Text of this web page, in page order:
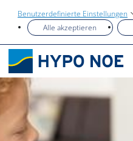
Benutzerdefinierte Einstellungen
Alle akzeptieren